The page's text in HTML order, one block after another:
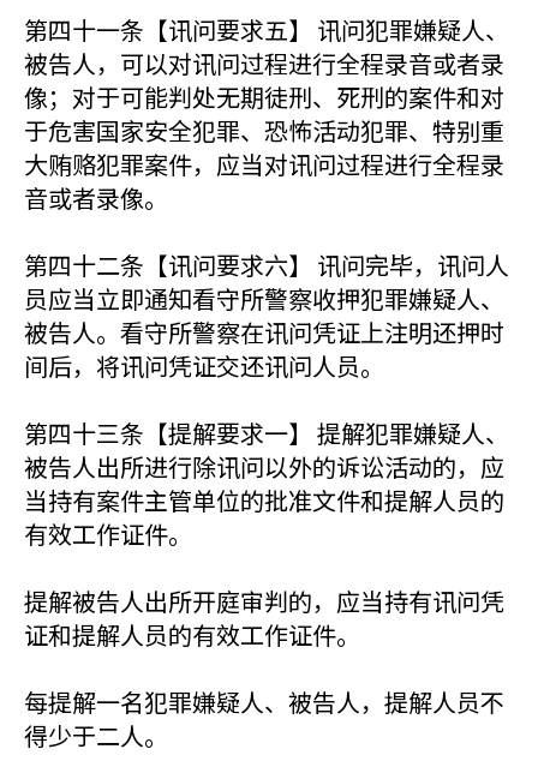
第四十一条【讯问要求五】 讯问犯罪嫌疑人、
被告人，可以对讯问过程进行全程录音或者录
像；对于可能判处无期徒刑、死刑的案件和对
于危害国家安全犯罪、恐怖活动犯罪、特别重
大贿赂犯罪案件，应当对讯问过程进行全程录
音或者录像。
第四十二条【讯问要求六】 讯问完毕，讯问人
员应当立即通知看守所警察收押犯罪嫌疑人、
被告人。看守所警察在讯问凭证上注明还押时
间后，将讯问凭证交还讯问人员。
第四十三条【提解要求一】 提解犯罪嫌疑人、
被告人出所进行除讯问以外的诉讼活动的，应
当持有案件主管单位的批准文件和提解人员的
有效工作证件。
提解被告人出所开庭审判的，应当持有讯问凭
证和提解人员的有效工作证件。
每提解一名犯罪嫌疑人、被告人，提解人员不
得少于二人。